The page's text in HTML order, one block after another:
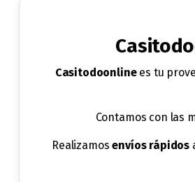
Casitodoonlinees tu
Contamos con las
Realizamosenvíos rápidos